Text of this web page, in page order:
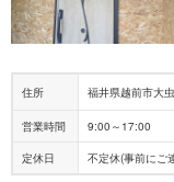
住所 福井県越前市大
営業時間 9:00～17:00
定休日 不定休(事前にご